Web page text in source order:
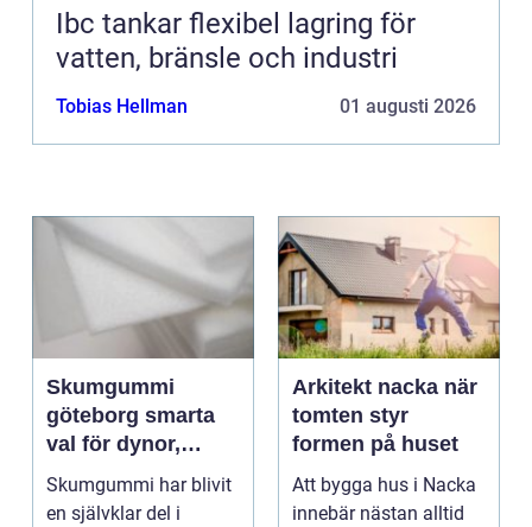
Ibc tankar flexibel lagring för
vatten, bränsle och industri
Tobias Hellman 01 augusti 2026
Skumgummi
göteborg smarta
val för dynor,
möbler och
speciallösningar
Skumgummi har blivit
en självklar del i
Arkitekt nacka när
tomten styr
formen på huset
Att bygga hus i Nacka
innebär nästan alltid